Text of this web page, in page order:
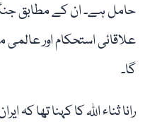
حامل ہے۔ ان کے مطابق
علاقائی استحکام اور
گا۔
رانا ثناء اللہ کا کہنا تھا کہ